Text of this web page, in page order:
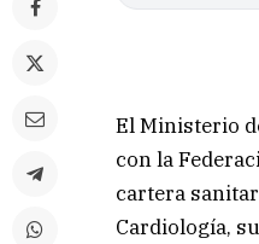
El Ministerio
con la
cartera
Cardiología,